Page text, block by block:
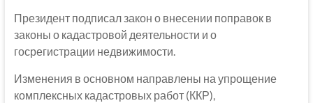
Президент подписал закон о внесении поправок в
законы о кадастровой деятельности и о
госрегистрации недвижимости.
Изменения в основном направлены на упрощение
комплексных кадастровых работ (ККР),